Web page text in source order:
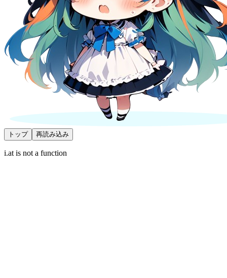
トップ 再読み込み
i.at is not a function